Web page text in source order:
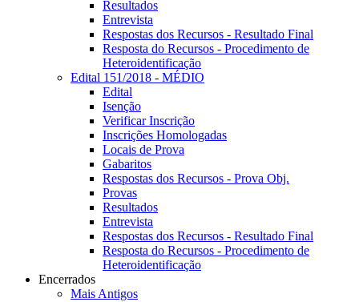
Resultados
Entrevista
Respostas dos Recursos - Resultado Final
Resposta do Recursos - Procedimento de
Heteroidentificação
Edital 151/2018 - MÉDIO
Edital
Isenção
Verificar Inscrição
Inscrições Homologadas
Locais de Prova
Gabaritos
Respostas dos Recursos - Prova Obj.
Provas
Resultados
Entrevista
Respostas dos Recursos - Resultado Final
Resposta do Recursos - Procedimento de
Heteroidentificação
Encerrados
Mais Antigos